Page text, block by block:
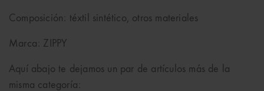
Composición: téxtil sintético, otros materiales
Marca: ZIPPY
Aquí abajo te dejamos un par de artículos más de la
misma categoría: